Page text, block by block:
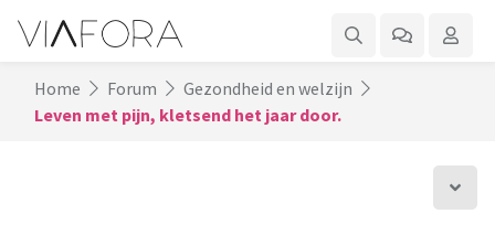
Home Forum
Gezondheid en welzijn
Leven met pijn, kletsend het jaar door.